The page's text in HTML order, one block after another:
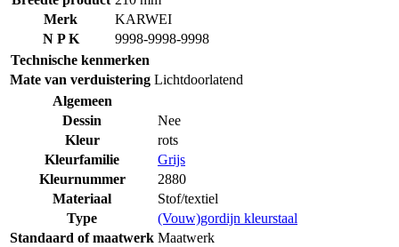
Merk
KARWEI
N P K
9998-9998-9998
Technische kenmerken
Mate van verduistering Lichtdoorlatend
Algemeen
Dessin
Nee
Kleur
rots
Kleurfamilie
Grijs
Kleurnummer
2880
Materiaal
Stof/textiel
Type
(Vouw)gordijn kleurstaal
Standaard of maatwerk Maatwerk